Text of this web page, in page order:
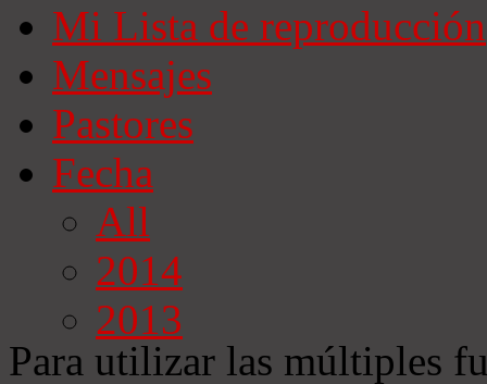
Mi Lista de reproducción
Mensajes
Pastores
Fecha
All
2014
2013
Para utilizar las múltiples